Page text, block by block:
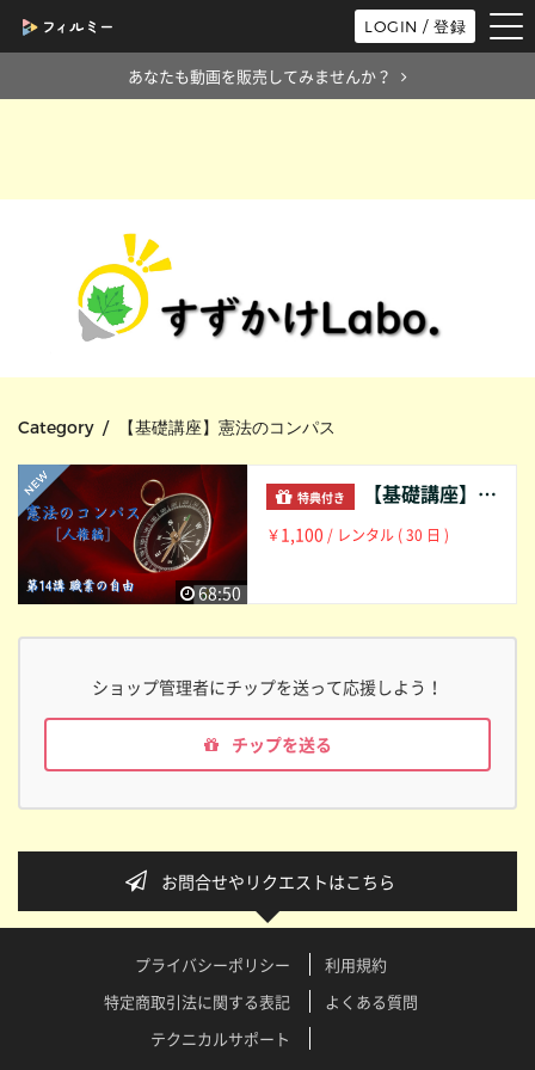
LOGIN / 登録
あなたも動画を販売してみませんか？
Category / 【基礎講座】憲法のコンパス
68:50
特典付き 【基礎講座】憲法のコンパス［人権編］第14講：職業の自由｜すずかけLabo.
￥1,100 / レンタル ( 30 日 )
ショップ管理者にチップを送って応援しよう！
チップを送る
お問合せやリクエストはこちら
プライバシーポリシー
利用規約
特定商取引法に関する表記
よくある質問
テクニカルサポート